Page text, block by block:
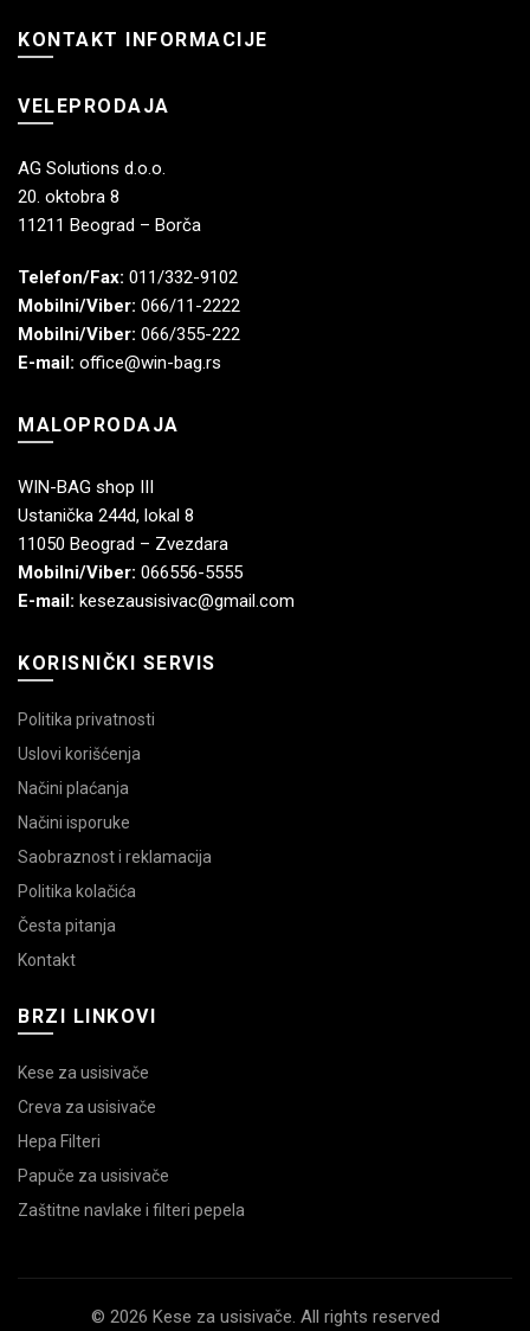
KONTAKT INFORMACIJE
VELEPRODAJA
AG Solutions d.o.o.
20. oktobra 8
11211 Beograd – Borča
Telefon/Fax: 011/332-9102
Mobilni/Viber: 066/11-2222
Mobilni/Viber: 066/355-222
E-mail: office@win-bag.rs
MALOPRODAJA
WIN-BAG shop III
Ustanička 244d, lokal 8
11050 Beograd – Zvezdara
Mobilni/Viber: 066556-5555
E-mail: kesezausisivac@gmail.com
KORISNIČKI SERVIS
Politika privatnosti
Uslovi korišćenja
Načini plaćanja
Načini isporuke
Saobraznost i reklamacija
Politika kolačića
Česta pitanja
Kontakt
BRZI LINKOVI
Kese za usisivače
Creva za usisivače
Hepa Filteri
Papuče za usisivače
Zaštitne navlake i filteri pepela
© 2026 Kese za usisivače. All rights reserved